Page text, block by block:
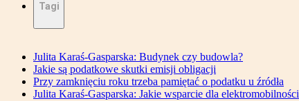
Tagi
Julita Karaś-Gasparska: Budynek czy budowla?
Jakie są podatkowe skutki emisji obligacji
Przy zamknięciu roku trzeba pamiętać o podatku u źródła
Julita Karaś-Gasparska: Jakie wsparcie dla elektromobilności